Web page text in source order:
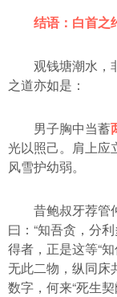
结语：白首之
观钱塘潮水，
之道亦如是：
男子胸中当蓄
光以照己。肩上应
风雪护幼弱。
昔鲍叔牙荐管
曰：“知吾贪，分
得者，正是这等“
无此二物，纵同床
数字，何来“死生